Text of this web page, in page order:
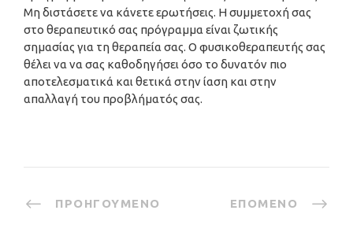
Μη διστάσετε να κάνετε ερωτήσεις. Η συμμετοχή σας
στο θεραπευτικό σας πρόγραμμα είναι ζωτικής
σημασίας για τη θεραπεία σας. Ο φυσικοθεραπευτής σας
θέλει να να σας καθοδηγήσει όσο το δυνατόν πιο
αποτελεσματικά και θετικά στην ίαση και στην
απαλλαγή του προβλήματός σας.
ΠΡΟΗΓΟΎΜΕΝΟ ΕΠΌΜΕΝΟ